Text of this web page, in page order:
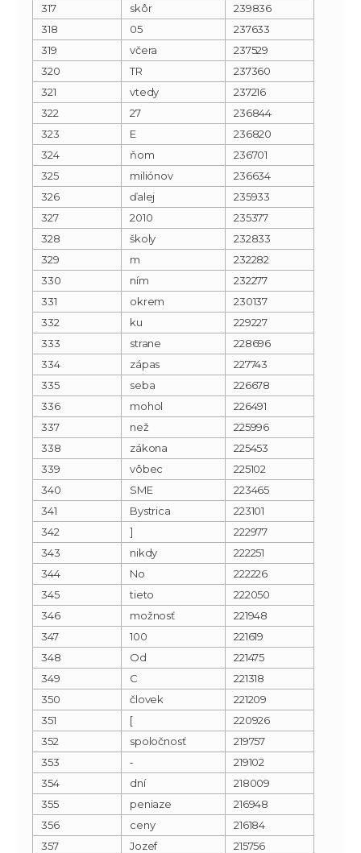
317
skôr
239836
318
05
237633
319
včera
237529
320
TR
237360
321
vtedy
237216
322
27
236844
323
E
236820
324
ňom
236701
325
miliónov
236634
326
ďalej
235933
327
2010
235377
328
školy
232833
329
m
232282
330
ním
232277
331
okrem
230137
332
ku
229227
333
strane
228696
334
zápas
227743
335
seba
226678
336
mohol
226491
337
než
225996
338
zákona
225453
339
vôbec
225102
340
SME
223465
341
Bystrica
223101
342
]
222977
343
nikdy
222251
344
No
222226
345
tieto
222050
346
možnosť
221948
347
100
221619
348
Od
221475
349
C
221318
350
človek
221209
351
[
220926
352
spoločnosť
219757
353
‐
219102
354
dní
218009
355
peniaze
216948
356
ceny
216184
357
Jozef
215756